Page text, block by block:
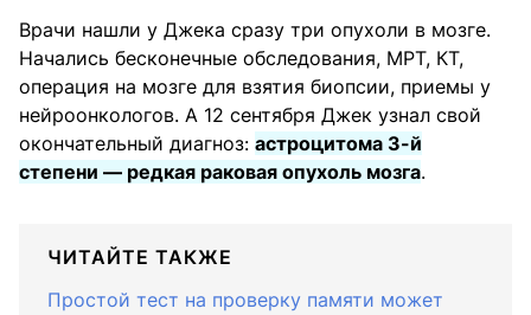
Врачи нашли у Джека сразу три опухоли в мозге.
Начались бесконечные обследования, МРТ, КТ,
операция на мозге для взятия биопсии, приемы у
нейроонкологов. А 12 сентября Джек узнал свой
окончательный диагноз: астроцитома 3-й
степени — редкая раковая опухоль мозга.
ЧИТАЙТЕ ТАКЖЕ
Простой тест на проверку памяти может